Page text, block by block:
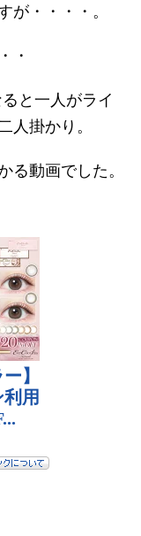
が・・・・。
・
と一人がライ
人掛かり。
る動画でした。